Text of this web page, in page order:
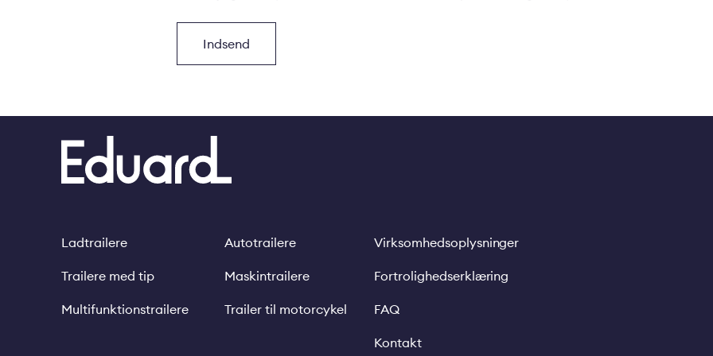
Footer
Ladtrailere
Trailere med tip
Multifunktionstrailere
Autotrailere
Maskintrailere
Trailer til motorcykel
Legal
Virksomhedsoplysninger
Fortrolighedserklæring
FAQ
Kontakt